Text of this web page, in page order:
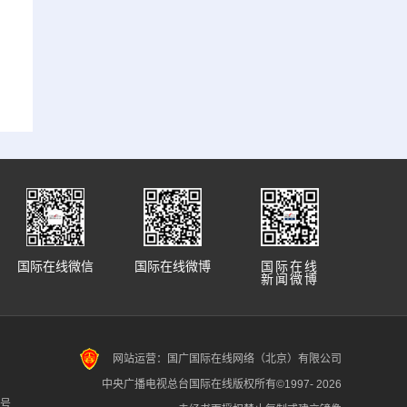
国际在线
新闻微博
国际在线微博
国际在线微信
网站运营：国广国际在线网络（北京）有限公司
中央广播电视总台国际在线版权所有©1997- 2026